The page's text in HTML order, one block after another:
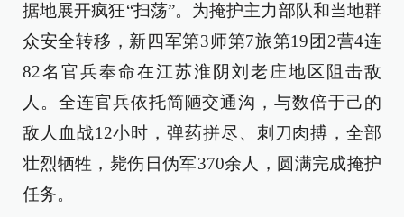
据地展开疯狂“扫荡”。为掩护主力部队和当地群
众安全转移，新四军第3师第7旅第19团2营4连
82名官兵奉命在江苏淮阴刘老庄地区阻击敌
人。全连官兵依托简陋交通沟，与数倍于己的
敌人血战12小时，弹药拼尽、刺刀肉搏，全部
壮烈牺牲，毙伤日伪军370余人，圆满完成掩护
任务。